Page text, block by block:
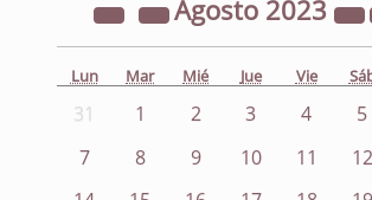
Agosto 2023
Lun Mar Mié Jue Vie
31 1 2 3 4 5
7
8 9 10 11 12